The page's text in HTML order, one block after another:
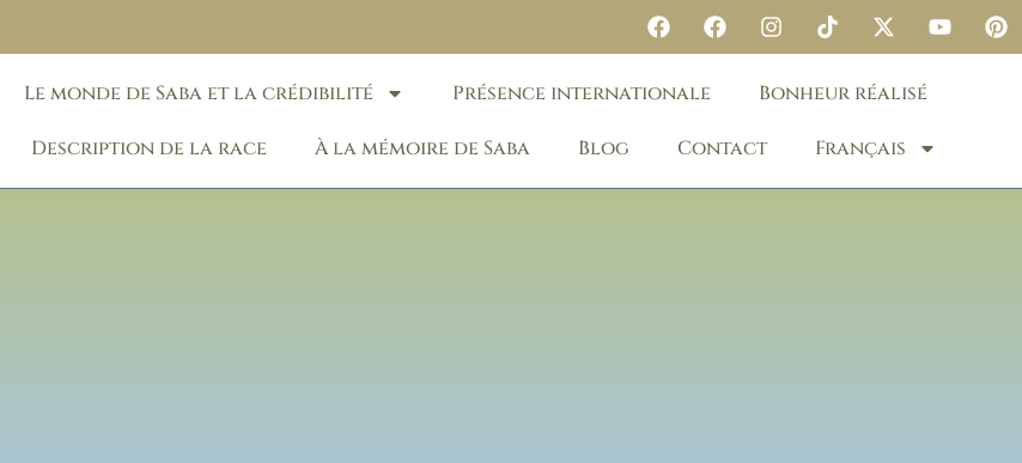
Le monde de Saba et la crédibilité Présence internationale Bonheur réalisé
Description de la race À la mémoire de Saba Blog Contact Français